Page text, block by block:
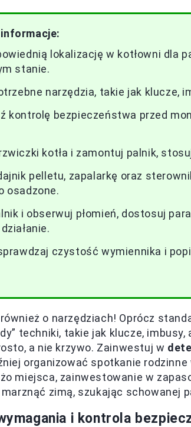
lokalizację w kotłowni dla
stanie.
narzędzia, takie jak klucze,
kontrolę bezpieczeństwa przed
kotła i zamontuj palnik,
pelletu, zapalarkę oraz
osadzone.
i obserwuj płomień, dostosuj
czystość wymiennika i
o narzędziach! Oprócz
techniki, takie jak klucze,
a nie krzywo. Zainwestuj w
organizować spotkanie
miejsca, zainwestowanie w
zimą, szukając schowanej
i kontrola